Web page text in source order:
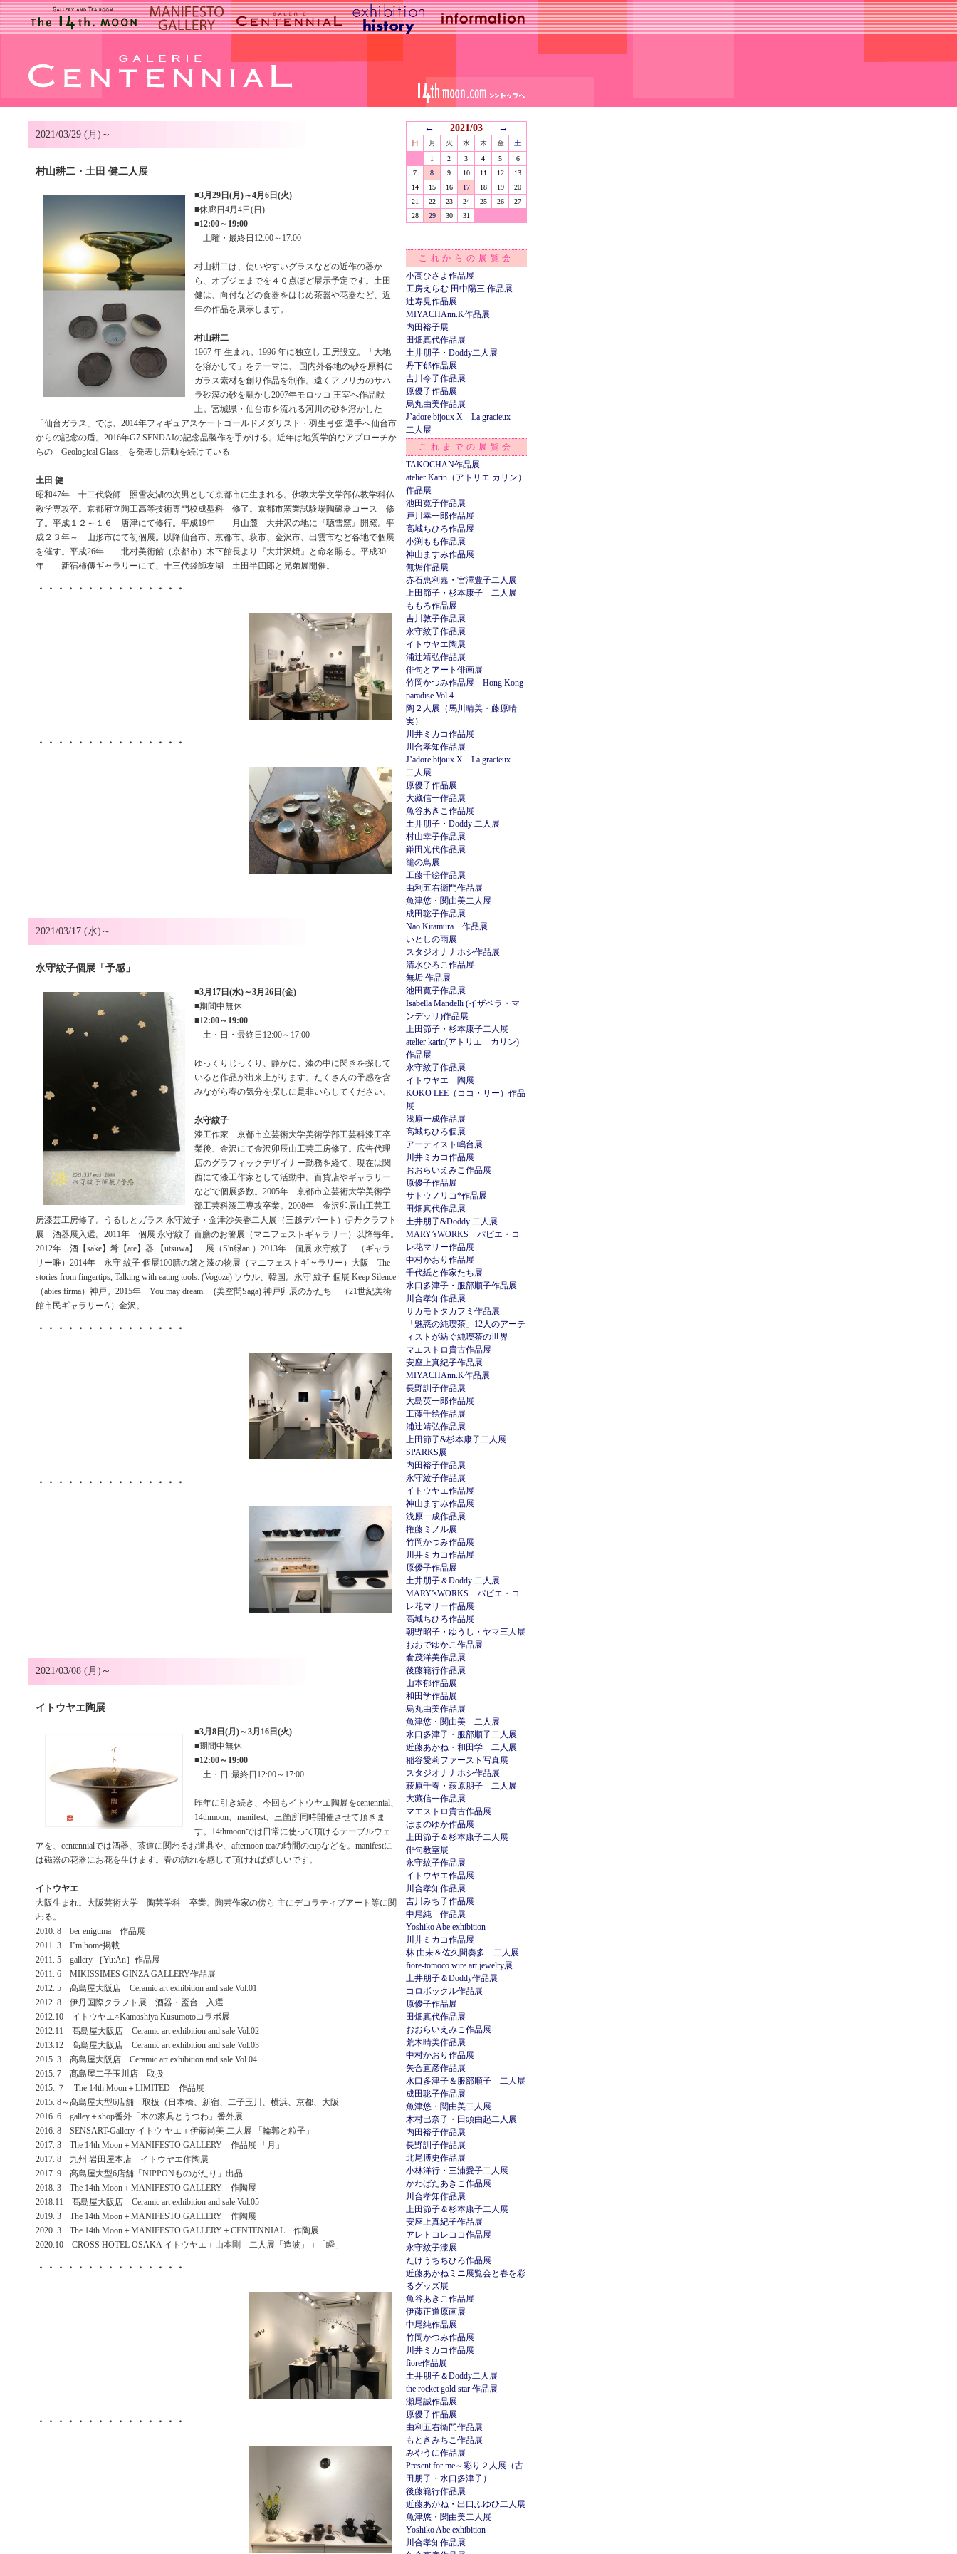
← 2021/03 →
日 月 火 水 木 金
土
1
2 3 4 5
6
7
8 9 10 11 12
13
14
15 16 17 18 19
20
21
22 23 24 25 26
27
28
29 30 31
これからの展覧会
小高ひさよ作品展
工房えらむ 田中陽三 作品展
辻寿見作品展
MIYACHAnn.K作品展
内田裕子展
田畑真代作品展
土井朋子・Doddy二人展
丹下郁作品展
吉川令子作品展
原優子作品展
烏丸由美作品展
J’adore bijoux X La gracieux
二人展
これまでの展覧会
TAKOCHAN作品展
atelier Karin（アトリエ カリン）
作品展
池田寛子作品展
戸川幸一郎作品展
高城ちひろ作品展
小渕もも作品展
神山ますみ作品展
無垢作品展
赤石惠利嘉・宮澤豊子二人展
上田節子・杉本康子 二人展
ももろ作品展
吉川敦子作品展
永守紋子作品展
イトウヤエ陶展
浦辻靖弘作品展
俳句とアート俳画展
竹岡かつみ作品展 Hong Kong
paradise Vol.4
陶２人展（馬川晴美・藤原晴
実）
川井ミカコ作品展
川合孝知作品展
J’adore bijoux X La gracieux
二人展
原優子作品展
大藏信一作品展
魚谷あきこ作品展
土井朋子・Doddy 二人展
村山幸子作品展
鎌田光代作品展
籠の鳥展
工藤千絵作品展
由利五右衛門作品展
魚津悠・関由美二人展
成田聡子作品展
Nao Kitamura 作品展
いとしの雨展
スタジオナナホシ作品展
清水ひろこ作品展
無垢 作品展
池田寛子作品展
Isabella Mandelli (イザベラ・マ
ンデッリ)作品展
上田節子・杉本康子二人展
atelier karin(アトリエ カリン)
作品展
永守紋子作品展
イトウヤエ 陶展
KOKO LEE（ココ・リー）作品
展
浅原一成作品展
高城ちひろ個展
アーティスト嶋台展
川井ミカコ作品展
おおらいえみこ作品展
原優子作品展
サトウノリコ*作品展
田畑真代作品展
土井朋子&Doddy 二人展
MARY’sWORKS パピエ・コ
レ花マリー作品展
中村かおり作品展
千代紙と作家たち展
水口多津子・服部順子作品展
川合孝知作品展
サカモトタカフミ作品展
「魅惑の純喫茶」12人のアーテ
ィストが紡ぐ純喫茶の世界
マエストロ貴古作品展
安座上真紀子作品展
MIYACHAnn.K作品展
長野訓子作品展
大島英一郎作品展
工藤千絵作品展
浦辻靖弘作品展
上田節子&杉本康子二人展
SPARKS展
内田裕子作品展
永守紋子作品展
イトウヤエ作品展
神山ますみ作品展
浅原一成作品展
権藤ミノル展
竹岡かつみ作品展
川井ミカコ作品展
原優子作品展
土井朋子＆Doddy 二人展
MARY’sWORKS パピエ・コ
レ花マリー作品展
高城ちひろ作品展
朝野昭子・ゆうし・ヤマ三人展
おおでゆかこ作品展
倉茂洋美作品展
後藤範行作品展
山本郁作品展
和田学作品展
烏丸由美作品展
魚津悠・関由美 二人展
水口多津子・服部順子二人展
近藤あかね・和田学 二人展
稲谷愛莉ファースト写真展
スタジオナナホシ作品展
萩原千春・萩原朋子 二人展
大藏信一作品展
マエストロ貴古作品展
はまのゆか作品展
上田節子＆杉本康子二人展
俳句教室展
永守紋子作品展
イトウヤエ作品展
川合孝知作品展
吉川みち子作品展
中尾純 作品展
Yoshiko Abe exhibition
川井ミカコ作品展
林 由未＆佐久間奏多 二人展
fiore-tomoco wire art jewelry展
土井朋子＆Doddy作品展
コロボックル作品展
原優子作品展
田畑真代作品展
おおらいえみこ作品展
荒木晴美作品展
中村かおり作品展
矢合直彦作品展
水口多津子＆服部順子 二人展
成田聡子作品展
魚津悠・関由美二人展
木村巳奈子・田頭由起二人展
内田裕子作品展
長野訓子作品展
北尾博史作品展
小林洋行・三浦愛子二人展
かわばたあきこ作品展
川合孝知作品展
上田節子＆杉本康子二人展
安座上真紀子作品展
アレトコレココ作品展
永守紋子漆展
たけうちちひろ作品展
近藤あかねミニ展覧会と春を彩
るグッズ展
魚谷あきこ作品展
伊藤正道原画展
中尾純作品展
竹岡かつみ作品展
川井ミカコ作品展
fiore作品展
土井朋子＆Doddy二人展
the rocket gold star 作品展
瀬尾誠作品展
原優子作品展
由利五右衛門作品展
もときみちこ作品展
みやうに作品展
Present for me～彩り２人展（古
田朋子・水口多津子）
後藤範行作品展
近藤あかね・出口ふゆひ二人展
魚津悠・関由美二人展
Yoshiko Abe exhibition
川合孝知作品展
2021/03/29 (月)～
村山耕二・土田 健二人展
■3月29日(月)～4月6日(火)
■休廊日4月4日(日)
■12:00～19:00
土曜・最終日12:00～17:00
村山耕二は、使いやすいグラスなどの近作の器か
ら、オブジェまでを４０点ほど展示予定です。土田
健は、向付などの食器をはじめ茶器や花器など、近
年の作品を展示します。
村山耕二
1967 年 生まれ。1996 年に独立し 工房設立。「大地
を溶かして」をテーマに、 国内外各地の砂を原料に
ガラス素材を創り作品を制作。遠くアフリカのサハ
ラ砂漠の砂を融かし2007年モロッコ 王室へ作品献
上。宮城県・仙台市を流れる河川の砂を溶かした
「仙台ガラス」では、2014年フィギュアスケートゴールドメダリスト・羽生弓弦 選手へ仙台市
からの記念の盾。2016年G7 SENDAIの記念品製作を手がける。近年は地質学的なアプローチか
らの「Geological Glass」を発表し活動を続けている
土田 健
昭和47年 十二代袋師 照雪友湖の次男として京都市に生まれる。佛教大学文学部仏教学科仏
教学専攻卒。京都府立陶工高等技術専門校成型科 修了。京都市窯業試験場陶磁器コース 修
了。平成１２～１６ 唐津にて修行。平成19年 月山麓 大井沢の地に『聴雪窯』開窯。平
成２３年～ 山形市にて初個展。以降仙台市、京都市、萩市、金沢市、出雲市など各地で個展
を催す。平成26年 北村美術館（京都市）木下館長より『大井沢焼』と命名賜る。平成30
年 新宿柿傳ギャラリーにて、十三代袋師友湖 土田半四郎と兄弟展開催。
・・・・・・・・・・・・・・・
・・・・・・・・・・・・・・・
2021/03/17 (水)～
永守紋子個展「予感」
■3月17日(水)～3月26日(金)
■期間中無休
■12:00～19:00
土・日・最終日12:00～17:00
ゆっくりじっくり、静かに。漆の中に閃きを探して
いると作品が出来上がります。たくさんの予感を含
みながら春の気分を探しに是非いらしてください。
永守紋子
漆工作家 京都市立芸術大学美術学部工芸科漆工卒
業後、金沢にて金沢卯辰山工芸工房修了。広告代理
店のグラフィックデザイナー勤務を経て、現在は関
西にて漆工作家として活動中。百貨店やギャラリー
などで個展多数。2005年 京都市立芸術大学美術学
部工芸科漆工専攻卒業。2008年 金沢卯辰山工芸工
房漆芸工房修了。うるしとガラス 永守紋子・金津沙矢香二人展（三越デパート）伊丹クラフト
展 酒器展入選。2011年 個展 永守紋子 百膳のお箸展（マニフェストギャラリー）以降毎年。
2012年 酒【sake】肴【ate】器 【utsuwa】 展（S'n緑an.）2013年 個展 永守紋子 （ギャラ
リー唯）2014年 永守 紋子 個展100膳の箸と漆の物展（マニフェストギャラリー）大阪 The
stories from fingertips, Talking with eating tools. (Vogoze) ソウル、韓国。永守 紋子 個展 Keep Silence
（abies firma）神戸。2015年 You may dream. (美空間Saga) 神戸卯辰のかたち （21世紀美術
館市民ギャラリーA）金沢。
・・・・・・・・・・・・・・・
・・・・・・・・・・・・・・・
2021/03/08 (月)～
イトウヤエ陶展
■3月8日(月)～3月16日(火)
■期間中無休
■12:00～19:00
土・日·最終日12:00～17:00
昨年に引き続き、今回もイトウヤエ陶展をcentennial、
14thmoon、manifest、三箇所同時開催させて頂きま
す。14thmoonでは日常に使って頂けるテーブルウェ
アを、centennialでは酒器、茶道に関わるお道具や、afternoon teaの時間のcupなどを。manifestに
は磁器の花器にお花を生けます。春の訪れを感じて頂ければ嬉しいです。
イトウヤエ
大阪生まれ。大阪芸術大学 陶芸学科 卒業。陶芸作家の傍ら 主にデコラティブアート等に関
わる。
2010. 8 ber eniguma 作品展
2011. 3 I’m home掲載
2011. 5 gallery ［Yu:An］作品展
2011. 6 MIKISSIMES GINZA GALLERY作品展
2012. 5 髙島屋大阪店 Ceramic art exhibition and sale Vol.01
2012. 8 伊丹国際クラフト展 酒器・盃台 入選
2012.10 イトウヤエ×Kamoshiya Kusumotoコラボ展
2012.11 髙島屋大阪店 Ceramic art exhibition and sale Vol.02
2013.12 髙島屋大阪店 Ceramic art exhibition and sale Vol.03
2015. 3 髙島屋大阪店 Ceramic art exhibition and sale Vol.04
2015. 7 髙島屋二子玉川店 取扱
2015. ７ The 14th Moon＋LIMITED 作品展
2015. 8～髙島屋大型6店舗 取扱（日本橋、新宿、二子玉川、横浜、京都、大阪
2016. 6 galley＋shop番外「木の家具とうつわ」番外展
2016. 8 SENSART-Gallery イトウ ヤエ＋伊藤尚美 二人展 「輪郭と粒子」
2017. 3 The 14th Moon＋MANIFESTO GALLERY 作品展 「月」
2017. 8 九州 岩田屋本店 イトウヤエ作陶展
2017. 9 髙島屋大型6店舗「NIPPONものがたり」出品
2018. 3 The 14th Moon＋MANIFESTO GALLERY 作陶展
2018.11 髙島屋大阪店 Ceramic art exhibition and sale Vol.05
2019. 3 The 14th Moon＋MANIFESTO GALLERY 作陶展
2020. 3 The 14th Moon＋MANIFESTO GALLERY＋CENTENNIAL 作陶展
2020.10 CROSS HOTEL OSAKA イトウヤエ＋山本剛 二人展「造波」＋「瞬」
・・・・・・・・・・・・・・・
・・・・・・・・・・・・・・・